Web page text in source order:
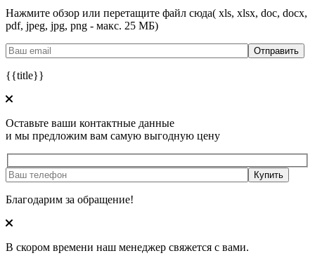
Нажмите обзор или перетащите файл сюда( xls, xlsx, doc, docx,
pdf, jpeg, jpg, png - макс. 25 МБ)
{{title}}
Оставьте ваши контактные данные
и мы предложим вам самую выгодную цену
Благодарим за обращение!
В скором времени наш менеджер свяжется с вами.